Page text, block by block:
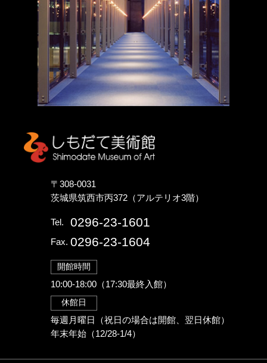
しもだて美術館
〒308-0031
茨城県筑西市丙372（アルテリオ3階）
Tel. 0296-23-1601
Fax. 0296-23-1604
開館時間
10:00-18:00（17:30最終入館）
休館日
毎週月曜日（祝日の場合は開館、翌日休館）
年末年始（12/28-1/4）